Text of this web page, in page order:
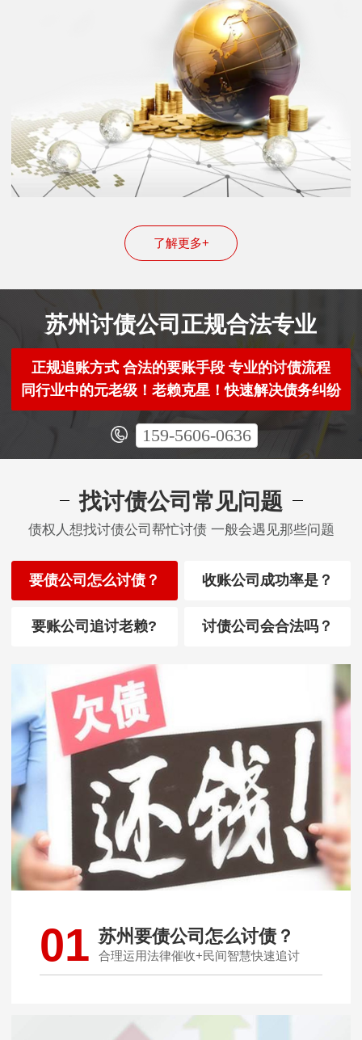
了解更多+
苏州讨债公司正规合法专业
正规追账方式 合法的要账手段 专业的讨债流程
同行业中的元老级！老赖克星！快速解决债务纠纷
159-5606-0636
找讨债公司常见问题
债权人想找讨债公司帮忙讨债 一般会遇见那些问题
要债公司怎么讨债？ 收账公司成功率是？
要账公司追讨老赖? 讨债公司会合法吗？
01 苏州要债公司怎么讨债？
合理运用法律催收+民间智慧快速追讨